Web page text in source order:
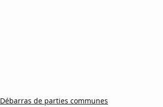
Débarras de parties communes